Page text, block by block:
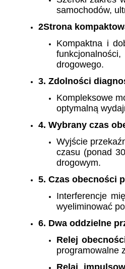
samochodów,
2Strona
Kompaktna i
drogowego.
3. Zdolności
Kompleksowe
optymalną
4. Wybrany czas
Wyjście
czasu (ponad
drogowym.
5. Czas obecności
Interferencje
wyeliminować
6. Dwa oddzielne
Relej
programowalne
Relaj